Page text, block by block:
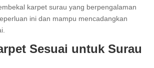
karpet surau yang berpengalaman
ini dan mampu mencadangkan
Sesuai untuk Surau